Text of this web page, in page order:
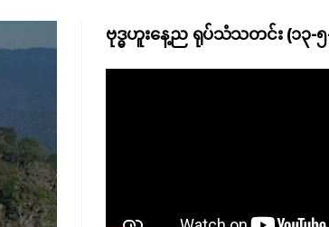
ဗုဒ္ဓဟူးနေ့ည ရုပ်သံသတင်း (၁၃-